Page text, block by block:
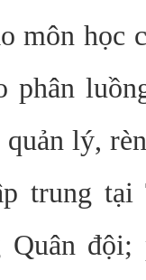
môn học
phân
lý,
trung tại
Quân